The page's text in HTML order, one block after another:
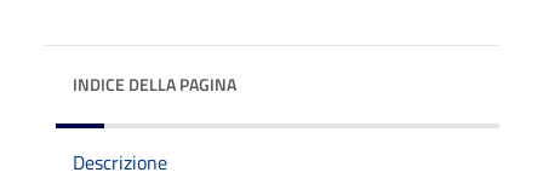
INDICE DELLA PAGINA
Descrizione